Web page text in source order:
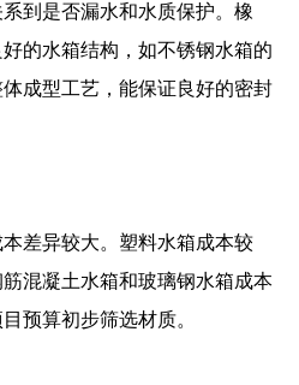
到是否漏水和水质保护。橡
的水箱结构，如不锈钢水箱的
成型工艺，能保证良好的密封
差异较大。塑料水箱成本较
混凝土水箱和玻璃钢水箱成本
预算初步筛选材质。